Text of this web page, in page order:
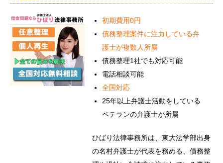
初期費用0円
債務整理案件に注力している弁
護士が複数人所属
債務整理1社でも対応可能
電話相談可能
全国対応
25年以上弁護士活動をしている
ベテランの弁護士が所属
ひばり法律事務所は、東大法学部出身
の名村弁護士が代表を務める、債務整